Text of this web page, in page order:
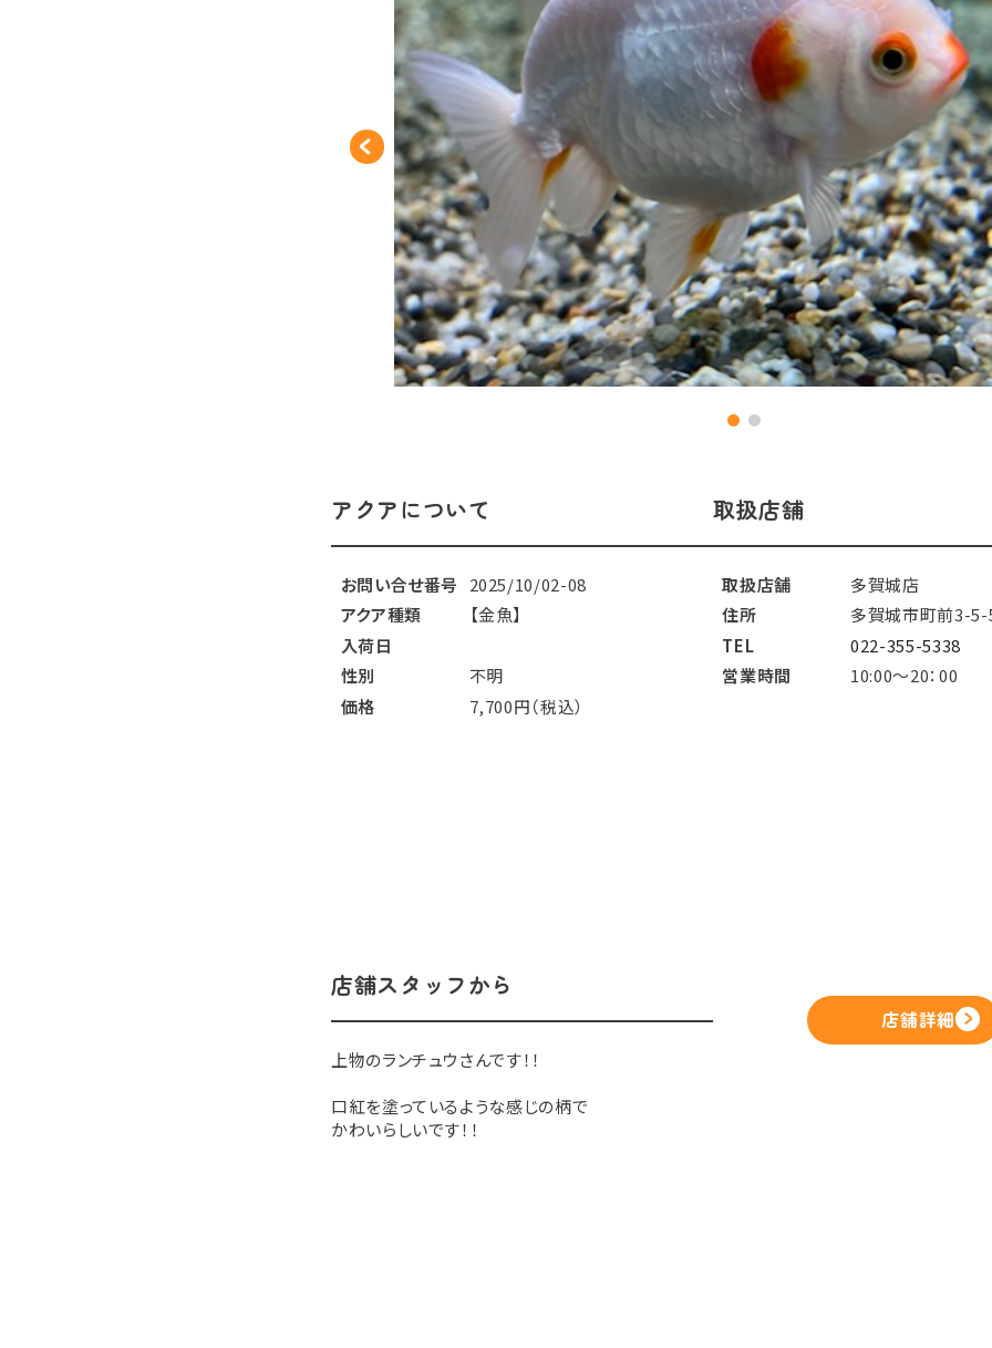
アクアについて
お問い合せ番号
2025/10/02-08
アクア種類
【金魚】
入荷日
性別
不明
価格
7,700円（税込）
取扱店舗
取扱店舗
多賀城店
住所
多賀城市町前3-5-
TEL
022-355-5338
営業時間
10:00～20：00
店舗詳細
店舗スタッフから
上物のランチュウさんです！！
口紅を塗っているような感じの柄で
かわいらしいです！！